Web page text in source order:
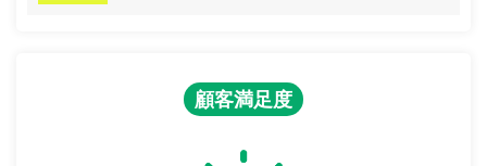
顧客満足度